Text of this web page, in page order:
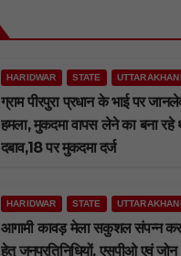
HARIDWAR STATE
ग्राम पीरपुरा प्रधान के भाई पर
हमला, मुकदमा वापस लेने का बना रहे
दबाव,18 पर मुकदमा दर्ज
HARIDWAR STATE
आगामी कावड़ मेला सकुशल संपन्न
हेतु जनप्रतिनिधियों, एसपीओ एवं